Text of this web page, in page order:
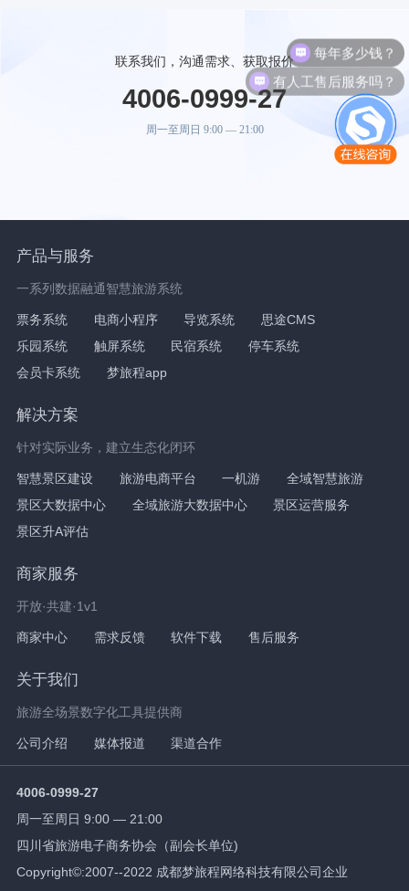
联系我们，沟通需求、获取报价
4006-0999-27
周一至周日 9:00 — 21:00
产品与服务
一系列数据融通智慧旅游系统
票务系统 电商小程序 导览系统
思途CMS
乐园系统
触屏系统 民宿系统
停车系统
会员卡系统
梦旅程app
解决方案
针对实际业务，建立生态化闭环
智慧景区建设 旅游电商平台 一机游
全域智慧旅游
景区大数据中心
全域旅游大数据中心
景区运营服务
景区升A评估
商家服务
开放·共建·1v1
商家中心 需求反馈 软件下载 售后服务
关于我们
旅游全场景数字化工具提供商
公司介绍 媒体报道 渠道合作
4006-0999-27
周一至周日 9:00 — 21:00
四川省旅游电子商务协会（副会长单位)
Copyright©:2007--2022 成都梦旅程网络科技有限公司企业
每年多少钱？
有人工售后服务吗？